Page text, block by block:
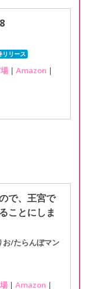
リリース
| Amazon |
で、王宮で
ことにしま
/たらんぼマン
| Amazon |